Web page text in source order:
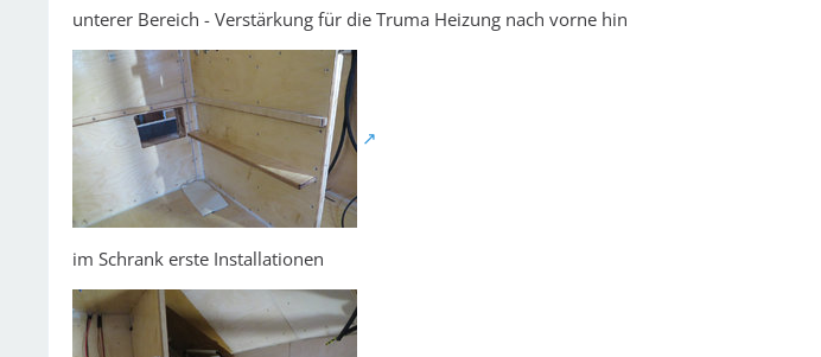
unterer Bereich - Verstärkung für die Truma Heizung nach vorne hin
im Schrank erste Installationen